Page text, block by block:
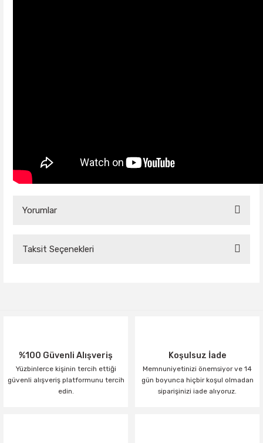
Yorumlar
Taksit Seçenekleri
%100 Güvenli Alışveriş
Yüzbinlerce kişinin tercih ettiği
güvenli alışveriş platformunu tercih
edin.
Koşulsuz İade
Memnuniyetinizi önemsiyor ve 14
gün boyunca hiçbir koşul olmadan
siparişinizi iade alıyoruz.